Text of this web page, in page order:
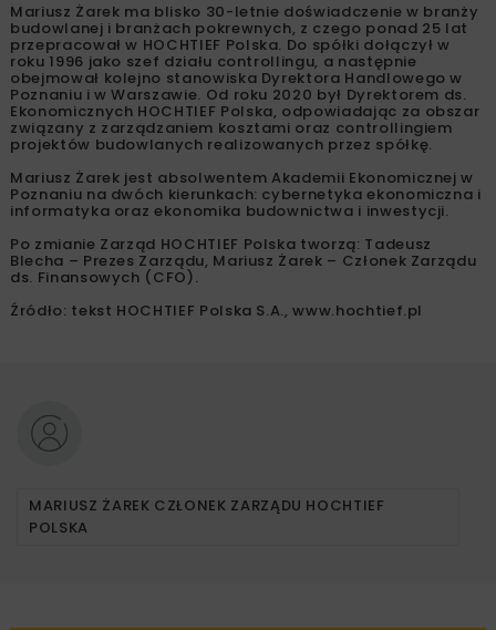
Mariusz Żarek ma blisko 30-letnie doświadczenie w branży
budowlanej i branżach pokrewnych, z czego ponad 25 lat
przepracował w HOCHTIEF Polska. Do spółki dołączył w
roku 1996 jako szef działu controllingu, a następnie
obejmował kolejno stanowiska Dyrektora Handlowego w
Poznaniu i w Warszawie. Od roku 2020 był Dyrektorem ds.
Ekonomicznych HOCHTIEF Polska, odpowiadając za obszar
związany z zarządzaniem kosztami oraz controllingiem
projektów budowlanych realizowanych przez spółkę.
Mariusz Żarek jest absolwentem Akademii Ekonomicznej w
Poznaniu na dwóch kierunkach: cybernetyka ekonomiczna i
informatyka oraz ekonomika budownictwa i inwestycji.
Po zmianie Zarząd HOCHTIEF Polska tworzą: Tadeusz
Blecha – Prezes Zarządu, Mariusz Żarek – Członek Zarządu
ds. Finansowych (CFO).
Źródło: tekst HOCHTIEF Polska S.A., www.hochtief.pl
MARIUSZ ŻAREK CZŁONEK ZARZĄDU HOCHTIEF
POLSKA